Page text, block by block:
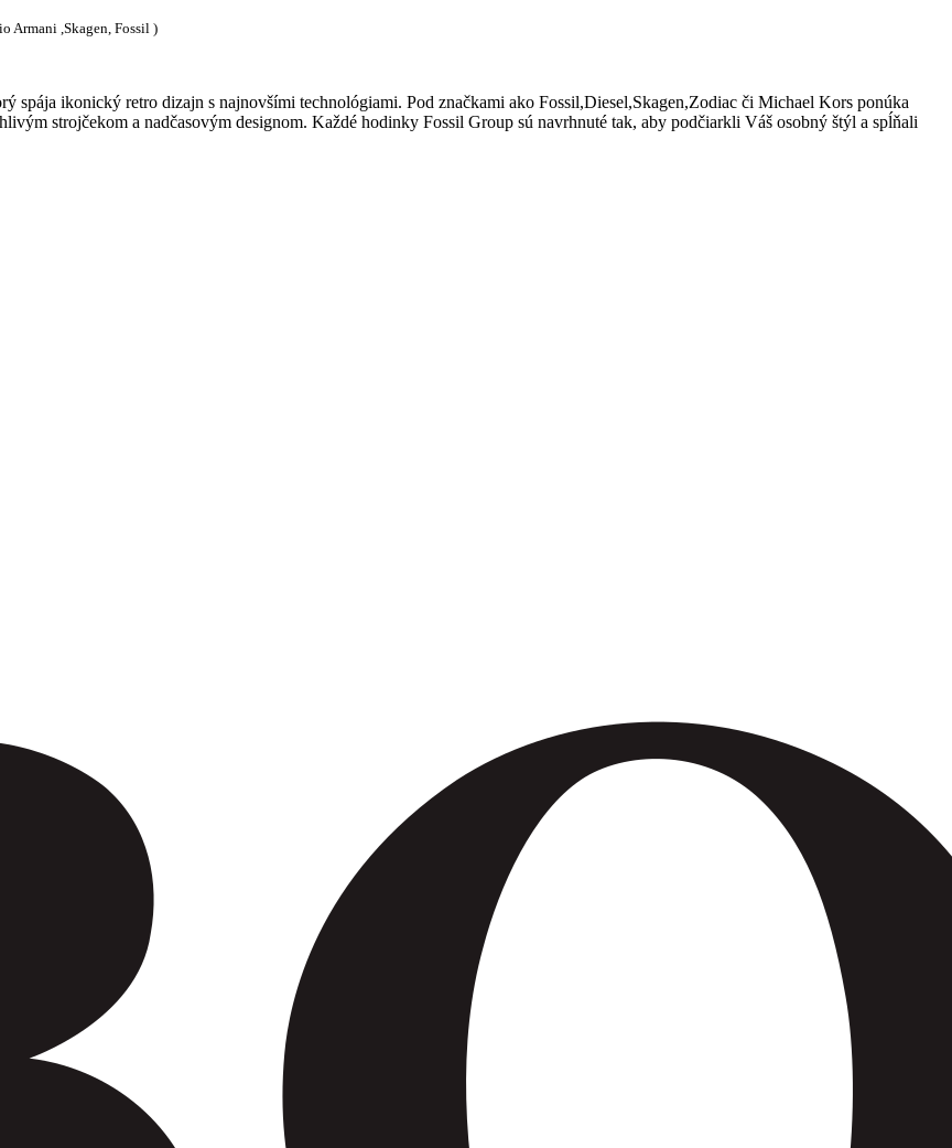
Armani ,Skagen, Fossil )
spája ikonický retro dizajn s najnovšími technológiami. Pod značkami ako Fossil,Diesel,Skagen,Zodiac či Michael Kors ponúka
strojčekom a nadčasovým designom. Každé hodinky Fossil Group sú navrhnuté tak, aby podčiarkli Váš osobný štýl a spĺňali